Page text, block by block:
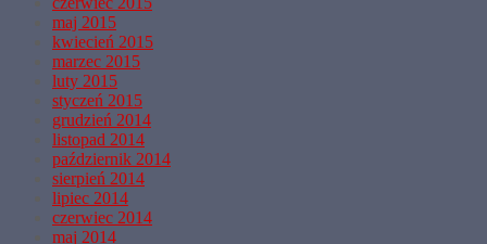
maj 2015
kwiecień 2015
marzec 2015
luty 2015
styczeń 2015
grudzień 2014
listopad 2014
październik 2014
sierpień 2014
lipiec 2014
czerwiec 2014
maj 2014